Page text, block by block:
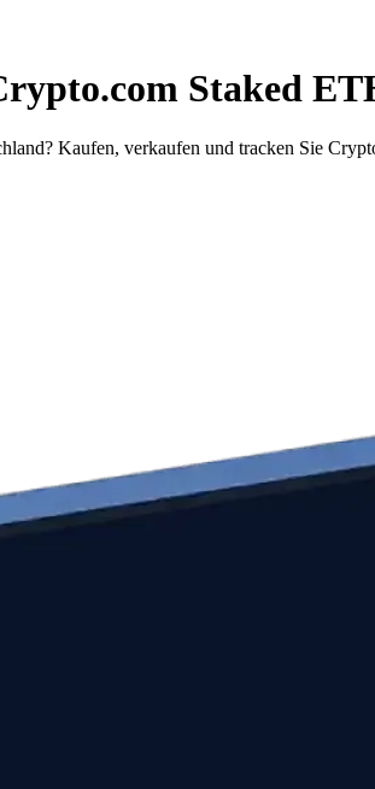
Staked
Kaufen, verkaufen und tracken Sie